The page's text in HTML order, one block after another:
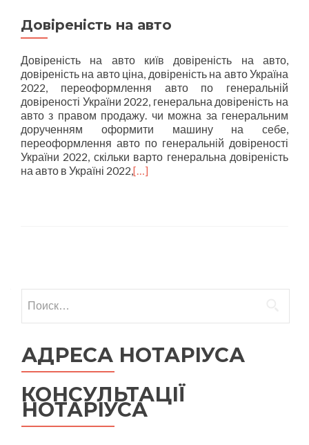
Довіреність на авто
Довіреність на авто київ довіреність на авто,
довіреність на авто ціна, довіреність на авто Україна
2022, переоформлення авто по генеральній
довіреності України 2022, генеральна довіреність на
авто з правом продажу. чи можна за генеральним
дорученням оформити машину на себе,
переоформлення авто по генеральній довіреності
України 2022, скільки варто генеральна довіреність
на авто в Україні 2022, […]
АДРЕСА НОТАРІУСА
КОНСУЛЬТАЦІЇ
НОТАРІУСА